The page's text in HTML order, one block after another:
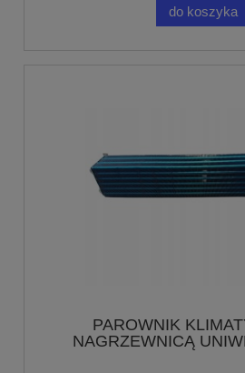
do koszyka
PAROWNIK
NAGRZEWNICĄ